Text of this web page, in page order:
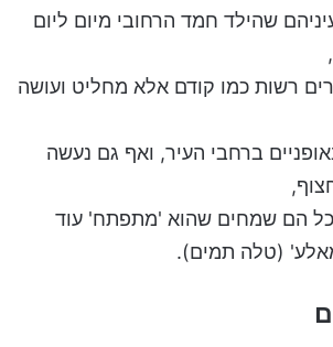
שהילד חמד הרחובי מיום ליום
רשות כמו קודם אלא מחליט ועושה
ברחבי העיר, ואף גם נעשה
הם שמחים שהוא 'מתפתח' עוד
(טלה תמים).